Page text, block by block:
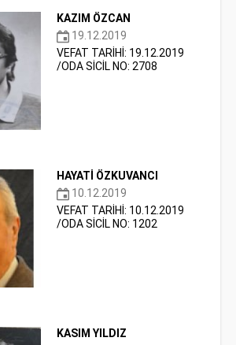
KAZIM ÖZCAN
19.12.2019
VEFAT TARİHİ: 19.12.2019
/ODA SİCİL NO: 2708
HAYATİ ÖZKUVANCI
10.12.2019
VEFAT TARİHİ: 10.12.2019
/ODA SİCİL NO: 1202
KASIM YILDIZ